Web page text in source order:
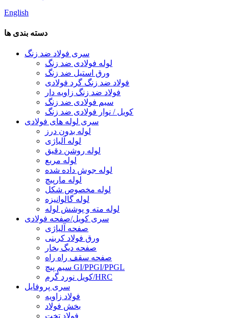
English
دسته بندی ها
سری فولاد ضد زنگ
لوله فولادی ضد زنگ
ورق استیل ضد زنگ
فولاد ضد زنگ گرد فولادی
فولاد ضد زنگ زاویه دار
سیم فولادی ضد زنگ
کویل / نوار فولادی ضد زنگ
سری لوله های فولادی
لوله بدون درز
لوله آلیاژی
لوله روشن دقیق
لوله مربع
لوله جوش داده شده
لوله مارپیچ
لوله مخصوص شکل
لوله گالوانیزه
لوله مته و پوشش لوله
سری کویل/صفحه فولادی
صفحه آلیاژی
ورق فولاد کربنی
صفحه دیگ بخار
صفحه سقف راه راه
سیم پیچ GI/PPGI/PPGL
کویل نورد گرم/HRC
سری پروفایل
فولاد زاویه
بخش فولاد
فولاد تخت